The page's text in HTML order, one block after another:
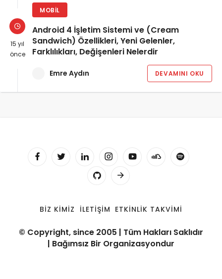
15 yıl
önce
MOBIL
Android 4 İşletim Sistemi ve (Cream
Sandwich) Özellikleri, Yeni Gelenler,
Farklılıkları, Değişenleri Nelerdir
Emre Aydın DEVAMINI OKU
BIZ KIMIZ İLETIŞIM ETKINLIK TAKVIMI
© Copyright, since 2005 | Tüm Hakları Saklıdır
| Bağımsız Bir Organizasyondur